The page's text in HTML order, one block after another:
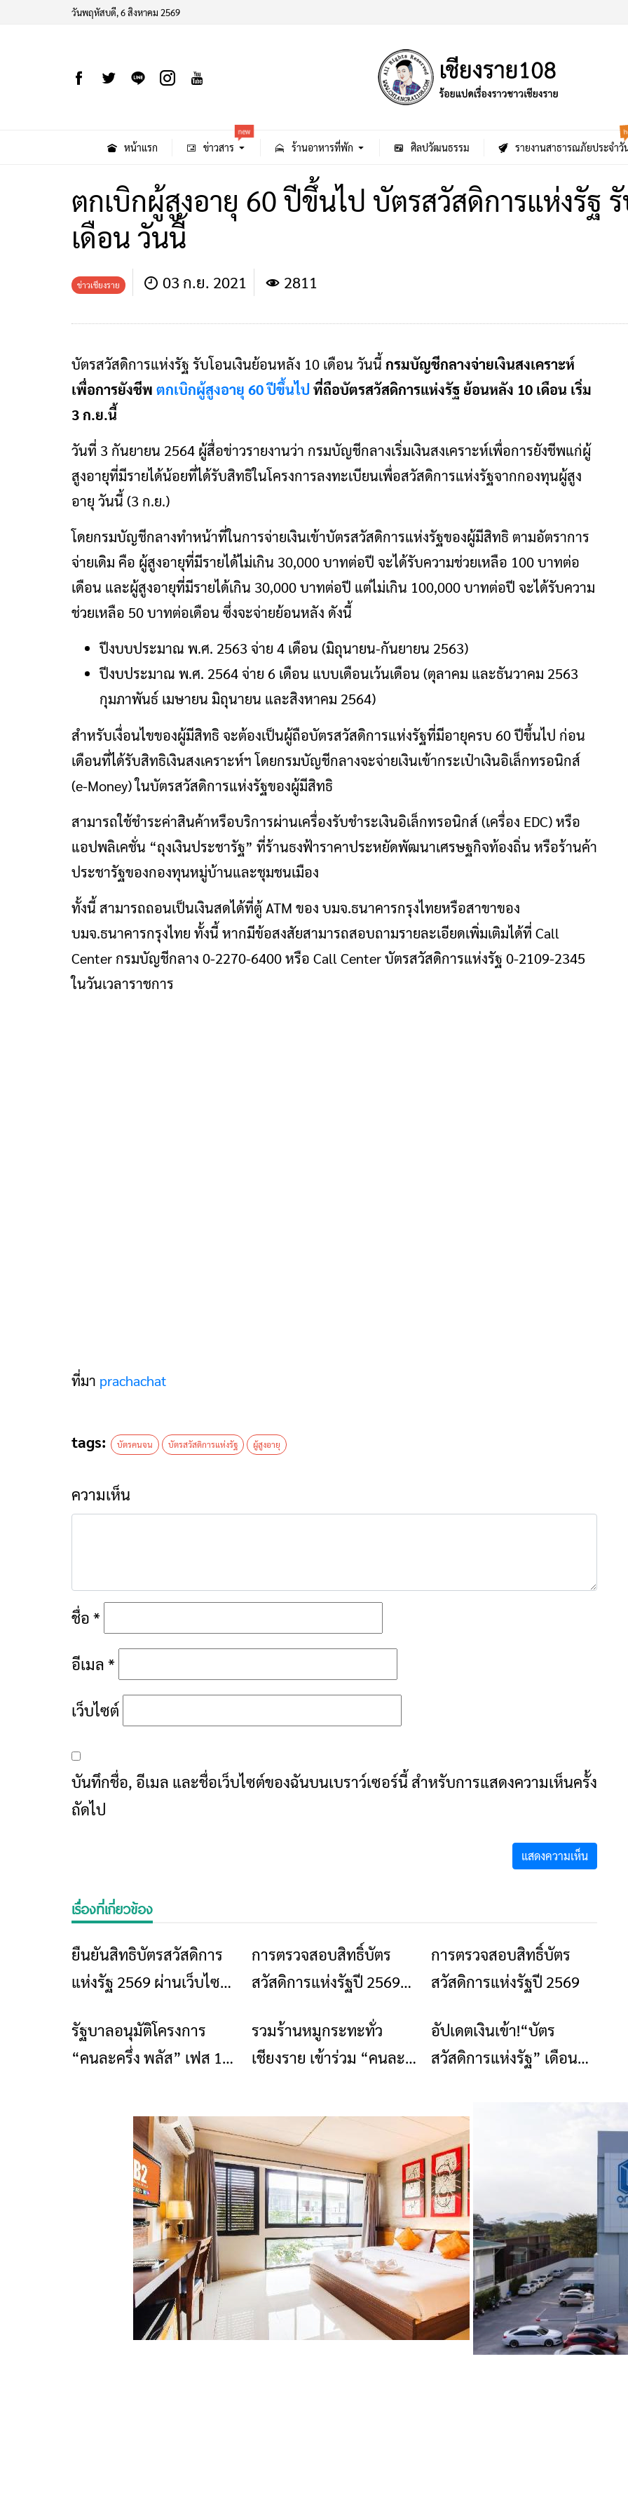
วันพฤหัสบดี, 6 สิงหาคม 2569
หน้าแรก ข่าวสาร
new
ร้านอาหารที่พัก ศิลปวัฒนธรรม รายงานสาธารณภัยประจำวั
ตกเบิกผู้สูงอายุ 60 ปีขึ้นไป บัตรสวัสดิการแห่งรัฐ
เดือน วันนี้
ข่าวเชียงราย 03 ก.ย. 2021 2811
บัตรสวัสดิการแห่งรัฐ รับโอนเงินย้อนหลัง 10 เดือน วันนี้ กรมบัญชีกลางจ่ายเงินสงเคราะห์
เพื่อการยังชีพ ตกเบิกผู้สูงอายุ 60 ปีขึ้นไปที่ถือบัตรสวัสดิการแห่งรัฐ ย้อนหลัง 10 เดือน เริ่ม
3 ก.ย.นี้
วันที่ 3 กันยายน 2564 ผู้สื่อข่าวรายงานว่า กรมบัญชีกลางเริ่มเงินสงเคราะห์เพื่อการยังชีพแก่ผู้
สูงอายุที่มีรายได้น้อยที่ได้รับสิทธิในโครงการลงทะเบียนเพื่อสวัสดิการแห่งรัฐจากกองทุนผู้สูง
อายุ วันนี้ (3 ก.ย.)
โดยกรมบัญชีกลางทำหน้าที่ในการจ่ายเงินเข้าบัตรสวัสดิการแห่งรัฐของผู้มีสิทธิ ตามอัตราการ
จ่ายเดิม คือ ผู้สูงอายุที่มีรายได้ไม่เกิน 30,000 บาทต่อปี จะได้รับความช่วยเหลือ 100 บาทต่อ
เดือน และผู้สูงอายุที่มีรายได้เกิน 30,000 บาทต่อปี แต่ไม่เกิน 100,000 บาทต่อปี จะได้รับความ
ช่วยเหลือ 50 บาทต่อเดือน ซึ่งจะจ่ายย้อนหลัง ดังนี้
ปีงบบประมาณ พ.ศ. 2563 จ่าย 4 เดือน (มิถุนายน-กันยายน 2563)
ปีงบประมาณ พ.ศ. 2564 จ่าย 6 เดือน แบบเดือนเว้นเดือน (ตุลาคม และธันวาคม 2563
กุมภาพันธ์ เมษายน มิถุนายน และสิงหาคม 2564)
สำหรับเงื่อนไขของผู้มีสิทธิ จะต้องเป็นผู้ถือบัตรสวัสดิการแห่งรัฐที่มีอายุครบ 60 ปีขึ้นไป ก่อน
เดือนที่ได้รับสิทธิเงินสงเคราะห์ฯ โดยกรมบัญชีกลางจะจ่ายเงินเข้ากระเป๋าเงินอิเล็กทรอนิกส์
(e-Money) ในบัตรสวัสดิการแห่งรัฐของผู้มีสิทธิ
สามารถใช้ชำระค่าสินค้าหรือบริการผ่านเครื่องรับชำระเงินอิเล็กทรอนิกส์ (เครื่อง EDC) หรือ
แอปพลิเคชั่น “ถุงเงินประชารัฐ” ที่ร้านธงฟ้าราคาประหยัดพัฒนาเศรษฐกิจท้องถิ่น หรือร้านค้า
ประชารัฐของกองทุนหมู่บ้านและชุมชนเมือง
ทั้งนี้ สามารถถอนเป็นเงินสดได้ที่ตู้ ATM ของ บมจ.ธนาคารกรุงไทยหรือสาขาของ
บมจ.ธนาคารกรุงไทย ทั้งนี้ หากมีข้อสงสัยสามารถสอบถามรายละเอียดเพิ่มเติมได้ที่ Call
Center กรมบัญชีกลาง 0-2270-6400 หรือ Call Center บัตรสวัสดิการแห่งรัฐ 0-2109-2345
ในวันเวลาราชการ
ที่มา prachachat
tags: บัตรคนจน บัตรสวัสดิการแห่งรัฐ ผู้สูงอายุ
ความเห็น
ชื่อ *
อีเมล *
เว็บไซต์
บันทึกชื่อ, อีเมล และชื่อเว็บไซต์ของฉันบนเบราว์เซอร์นี้ สำหรับการแสดงความเห็นครั้ง
ถัดไป
เรื่องที่เกี่ยวข้อง
ข่าวเชียงราย
ยืนยันสิทธิบัตรสวัสดิการ
แห่งรัฐ 2569 ผ่านเว็บไซต์
อย่างไร? เช็กขั้นตอนที่นี่
ข่าวเชียงราย
การตรวจสอบสิทธิ์บัตร
สวัสดิการแห่งรัฐปี 2569
ข่าวเชียงราย
การตรวจสอบสิทธิ์บัตร
สวัสดิการแห่งรัฐปี 2569
ข่าวเชียงราย
รัฐบาลอนุมัติโครงการ
“คนละครึ่ง พลัส” เฟส 1.5
รายย่อยให้เข้าสู่ระบบ
ดิจิทัล พร้อมแจกเงิน
สนับสนุนสูงสุด 2,000 บาท
ร้านอาหารที่พัก
รวมร้านหมูกระทะทั่ว
เชียงราย เข้าร่วม “คนละ
ข่าวเชียงราย
อัปเดตเงินเข้า!“บัตร
สวัสดิการแห่งรัฐ” เดือน
ใช้จ่ายอะไรบ้าง